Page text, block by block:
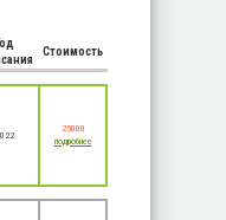
Стоимость
25000
подробнее